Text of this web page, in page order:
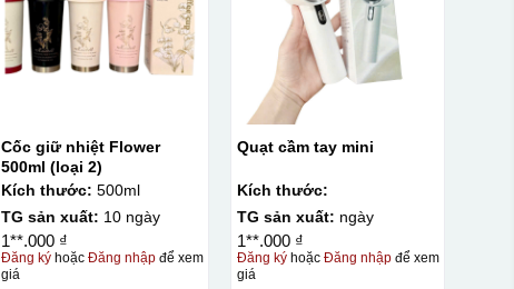
Cốc giữ nhiệt Flower
500ml (loại 2)
Kích thước: 500ml
TG sản xuất: 10 ngày
1**.000 ₫
Đăng kýhoặc Đăng nhậpđể xem
giá
Quạt cầm tay mini
Kích thước:
TG sản xuất: ngày
1**.000 ₫
Đăng ký hoặcĐăng nhập để xem
giá